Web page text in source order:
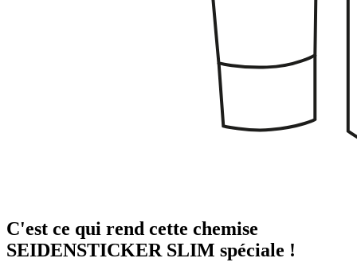
C'est ce qui rend cette chemise
SEIDENSTICKER SLIM spéciale !